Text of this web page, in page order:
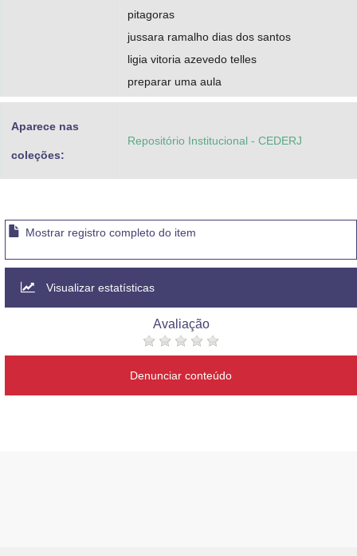
pitagoras
jussara ramalho dias dos santos
ligia vitoria azevedo telles
preparar uma aula
Aparece nas
coleções:
Repositório Institucional - CEDERJ
Mostrar registro completo do item
Visualizar estatísticas
Avaliação
Denunciar conteúdo